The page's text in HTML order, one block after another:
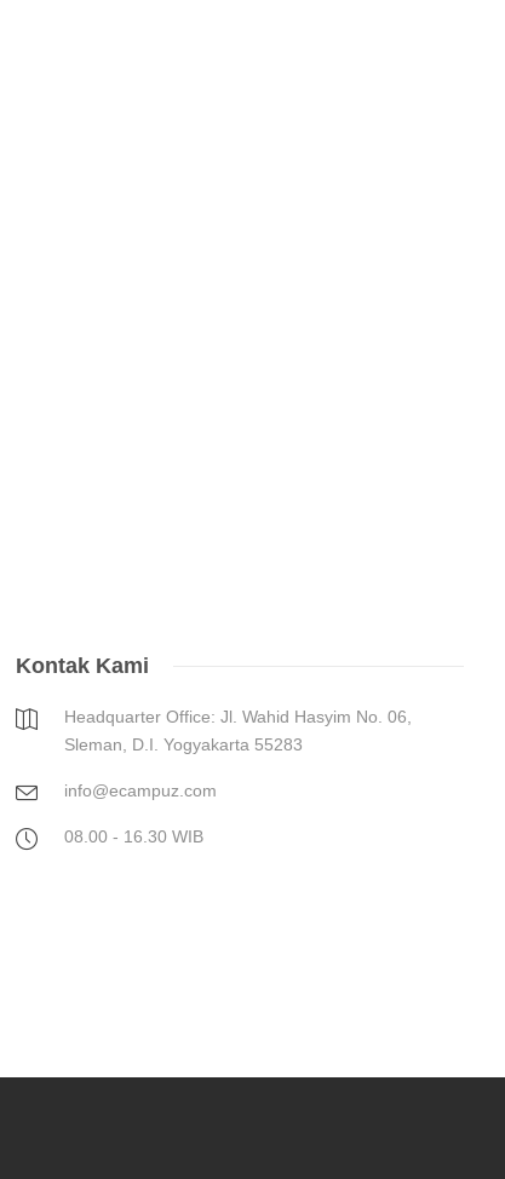
Kontak Kami
Headquarter Office: Jl. Wahid Hasyim No. 06,
Sleman, D.I. Yogyakarta 55283
info@ecampuz.com
08.00 - 16.30 WIB